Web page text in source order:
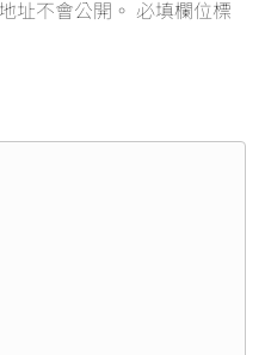
址不會公開。 必填欄位標